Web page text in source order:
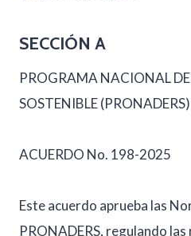
SECCIÓN A
PROGRAMA NACIONAL
SOSTENIBLE (PRONADERS)
ACUERDO No. 198-2025
Este acuerdo aprueba las
PRONADERS, regulando